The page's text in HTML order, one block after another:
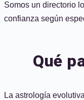
Somos un directorio
confianza según
Qué
La astrología